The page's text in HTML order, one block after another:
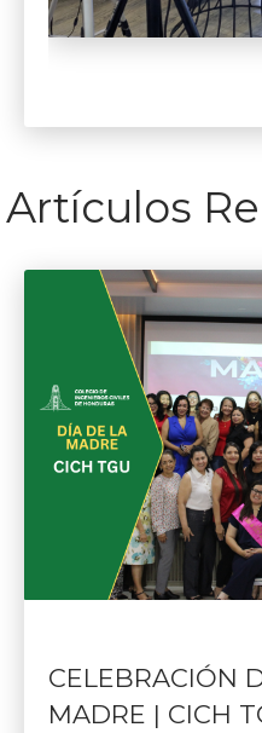
Artículos
CELEBRACIÓN
MADRE | CICH